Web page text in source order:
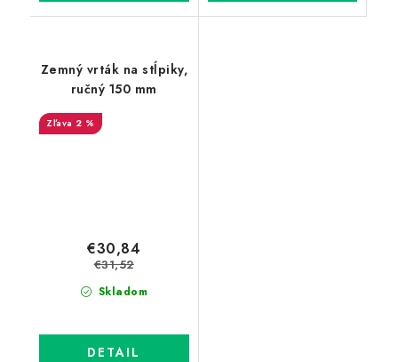
Zemný vrták na stĺpiky,
ručný 150 mm
2 %
Skladom
€30,84
€31,52
DETAIL